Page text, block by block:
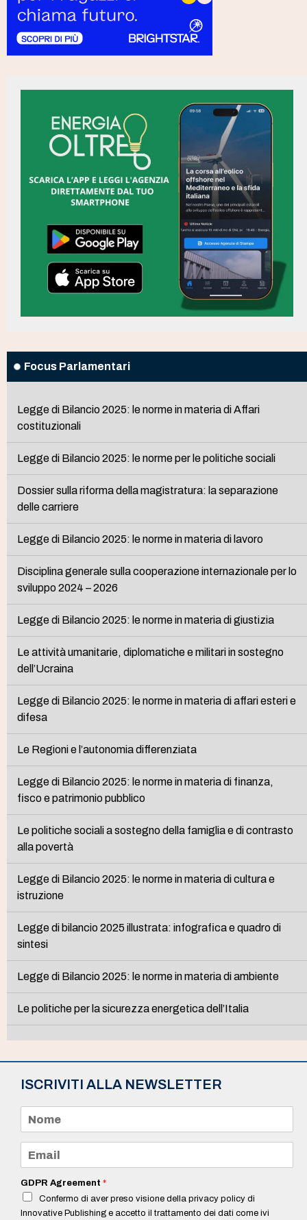
Focus Parlamentari
Legge di Bilancio 2025: le norme in materia di Affari
costituzionali
Legge di Bilancio 2025: le norme per le politiche sociali
Dossier sulla riforma della magistratura: la separazione
delle carriere
Legge di Bilancio 2025: le norme in materia di lavoro
Disciplina generale sulla cooperazione internazionale per lo
sviluppo 2024 – 2026
Legge di Bilancio 2025: le norme in materia di giustizia
Le attività umanitarie, diplomatiche e militari in sostegno
dell’Ucraina
Legge di Bilancio 2025: le norme in materia di affari esteri e
difesa
Le Regioni e l’autonomia differenziata
Legge di Bilancio 2025: le norme in materia di finanza,
fisco e patrimonio pubblico
Le politiche sociali a sostegno della famiglia e di contrasto
alla povertà
Legge di Bilancio 2025: le norme in materia di cultura e
istruzione
Legge di bilancio 2025 illustrata: infografica e quadro di
sintesi
Legge di Bilancio 2025: le norme in materia di ambiente
Le politiche per la sicurezza energetica dell’Italia
ISCRIVITI ALLA NEWSLETTER
m
e
a
i
*
GDPR Agreement *
Confermo di aver preso visione della privacy policy di
Innovative Publishing e accetto il trattamento dei dati come ivi